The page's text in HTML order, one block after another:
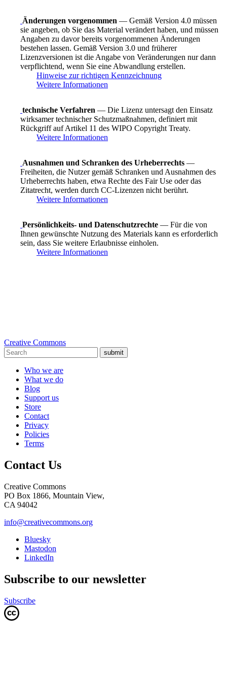
Änderungen vorgenommen — Gemäß Version 4.0 müssen
sie angeben, ob Sie das Material verändert haben, und müssen
Angaben zu davor bereits vorgenommenen Änderungen
bestehen lassen. Gemäß Version 3.0 und früherer
Lizenzversionen ist die Angabe von Veränderungen nur dann
verpflichtend, wenn Sie eine Abwandlung erstellen.
Hinweise zur richtigen Kennzeichnung
Weitere Informationen
technische Verfahren — Die Lizenz untersagt den Einsatz
wirksamer technischer Schutzmaßnahmen, definiert mit
Rückgriff auf Artikel 11 des WIPO Copyright Treaty.
Weitere Informationen
Ausnahmen und Schranken des Urheberrechts —
Freiheiten, die Nutzer gemäß Schranken und Ausnahmen des
Urheberrechts haben, etwa Rechte des Fair Use oder das
Zitatrecht, werden durch CC-Lizenzen nicht berührt.
Weitere Informationen
Persönlichkeits- und Datenschutzrechte — Für die von
Ihnen gewünschte Nutzung des Materials kann es erforderlich
sein, dass Sie weitere Erlaubnisse einholen.
Weitere Informationen
Creative Commons
submit
Who we are
What we do
Blog
Support us
Store
Contact
Privacy
Policies
Terms
Contact Us
Creative Commons
PO Box 1866, Mountain View,
CA 94042
info@creativecommons.org
Bluesky
Mastodon
LinkedIn
Subscribe to our newsletter
Subscribe